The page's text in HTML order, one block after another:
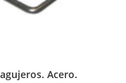
Acero.